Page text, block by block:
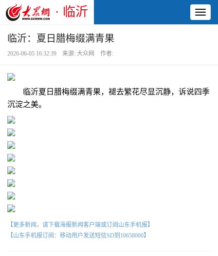
· 临沂
临沂：夏日腊梅缀满青果
2026-06-05 16:32:39 来源: 大众网 作者:
临沂夏日腊梅缀满青果，褪去繁花尽显沉静，诉说四季
沉淀之美。
【更多新闻，请下载海报新闻客户端或订阅山东手机报】
【山东手机报订阅：移动用户发送短信SD到10658000】